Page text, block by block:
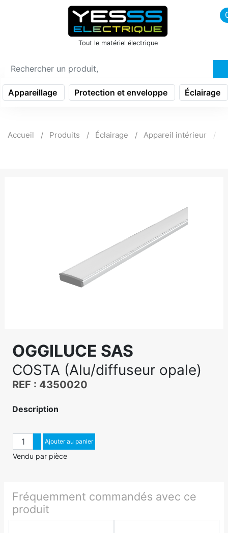
icon menu burger
Tout le matériel électrique
Appareillage Protection et enveloppe Éclairage
Accueil Produits Éclairage Appareil intérieur
OGGILUCE SAS
COSTA (Alu/diffuseur opale)
REF : 4350020
Description
QuantitéAugmenter quantité
Diminuer quantité
Ajouter au panier
Vendu par pièce
Fréquemment commandés avec ce
produit